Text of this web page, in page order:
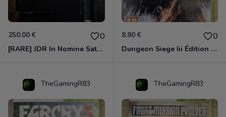
250.00 € 0
[RARE] JDR In Nomine Satanis / Magna Veritas – 1ère Édition BOÎTE (DOS BLANC, 1989) - CROC / Siroz
8.90 € 0
Dungeon Siege Iii Édition Limitée - Vf Intégrale Xbox 360
TheGamingR83 TheGamingR83